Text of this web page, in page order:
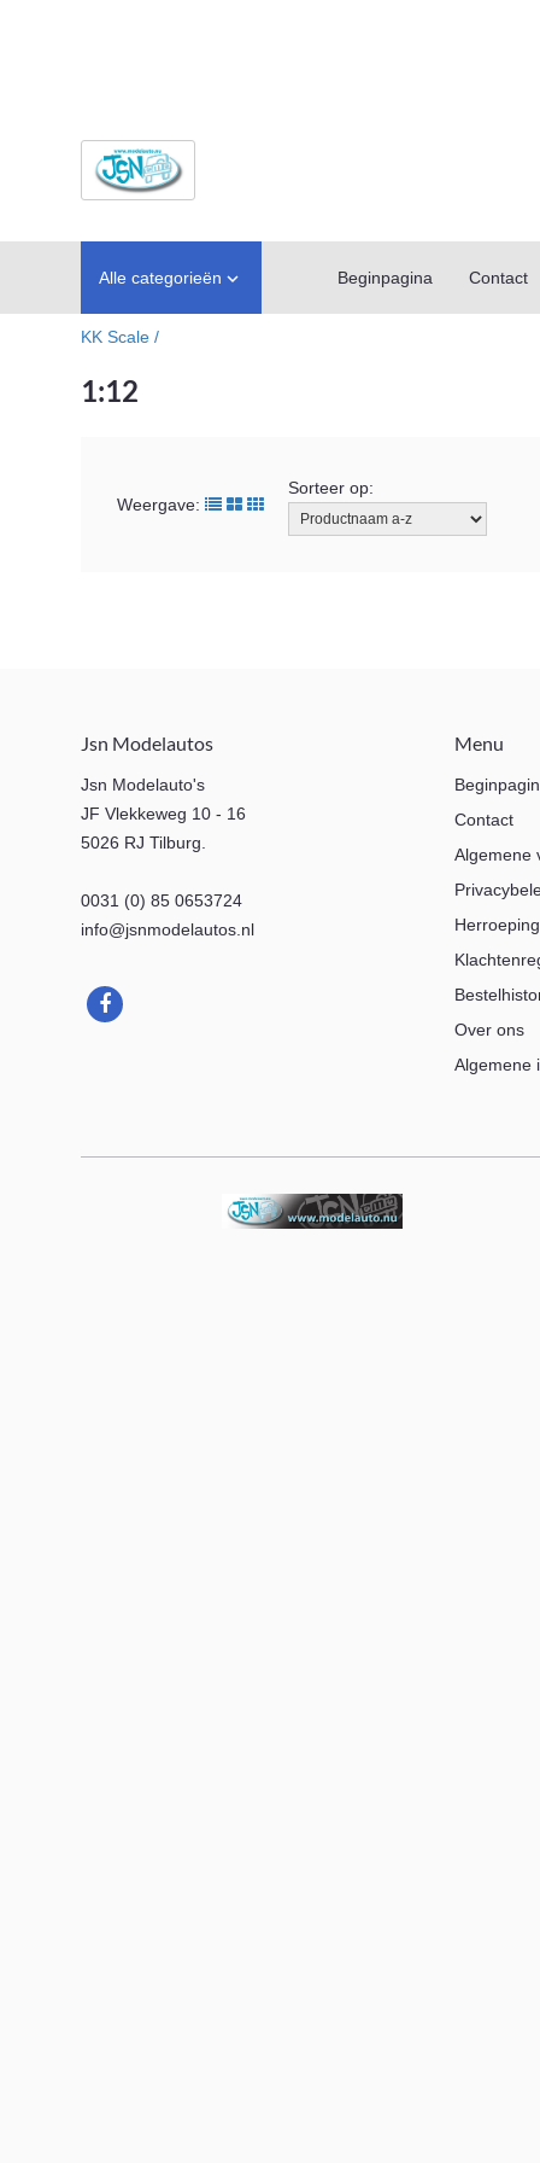
Alle categorieën  Beginpagina Contact
KK Scale /
1:12
Weergave:
Sorteer op:
Jsn Modelautos
Jsn Modelauto's
JF Vlekkeweg 10 - 16
5026 RJ Tilburg.
0031 (0) 85 0653724
info@jsnmodelautos.nl
Menu
Contact
Algemene
Over ons
Algemene